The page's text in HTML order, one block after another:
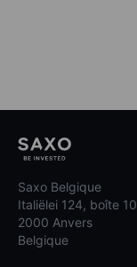
Saxo Belgique
Italiëlei 124, boîte
2000 Anvers
Belgique